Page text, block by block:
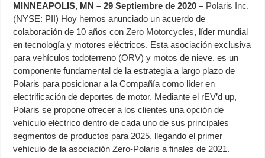
MINNEAPOLIS, MN – 29 Septiembre de 2020 – Polaris Inc.
(NYSE: PII) Hoy hemos anunciado un acuerdo de
colaboración de 10 años conZero Motorcycles, líder mundial
en tecnología y motores eléctricos. Esta asociación exclusiva
para vehículos todoterreno (ORV) y motos de nieve, es un
componente fundamental de la estrategia a largo plazo de
Polaris para posicionar a la Compañía como líder en
electrificación de deportes de motor. Mediante el rEV’d up,
Polaris se propone ofrecer a los clientes una opción de
vehículo eléctrico dentro de cada uno de sus principales
segmentos de productos para 2025, llegando el primer
vehículo de la asociación Zero-Polaris a finales de 2021.